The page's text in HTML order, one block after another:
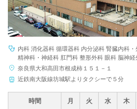
内科 消化器科 循環器科 内分泌科 腎臓内科
精神科・神経科 肛門科 整形外科 眼科 脳神
奈良県大和高田市根成柿１５１－１
近鉄南大阪線坊城駅よりタクシーで５分
時間 月 火 水 木